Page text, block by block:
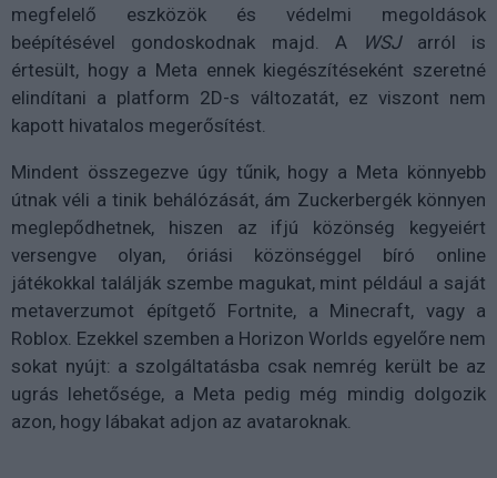
megfelelő eszközök és védelmi megoldások
beépítésével gondoskodnak majd. A
WSJarról is
értesült, hogy a Meta ennek kiegészítéseként szeretné
elindítani a platform 2D-s változatát, ez viszont nem
kapott hivatalos megerősítést.
Mindent összegezve úgy tűnik, hogy a Meta könnyebb
útnak véli a tinik behálózását, ám Zuckerbergék könnyen
meglepődhetnek, hiszen az ifjú közönség kegyeiért
versengve olyan, óriási közönséggel bíró online
játékokkal találják szembe magukat, mint például a saját
metaverzumot építgető Fortnite, a Minecraft, vagy a
Roblox. Ezekkel szemben a Horizon Worlds egyelőre nem
sokat nyújt: a szolgáltatásba csak nemrég került be az
ugrás lehetősége, a Meta pedig még mindig dolgozik
azon, hogy lábakat adjon az avataroknak.